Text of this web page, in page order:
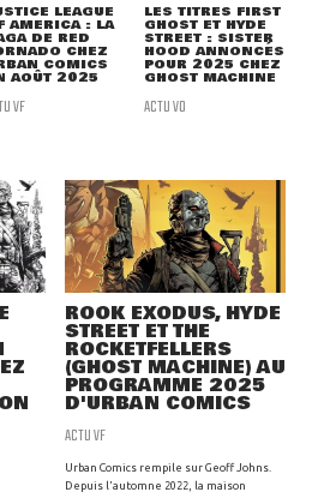
LEAGUE
AMERICA : LA
DE RED
CHEZ
COMICS
AOÛT 2025
VF
LES TITRES FIRST
GHOST ET HYDE
STREET : SISTER
HOOD ANNONCÉS
POUR 2025 CHEZ
GHOST MACHINE
ACTU VO
ROOK EXODUS, HYDE
STREET ET THE
ROCKETFELLERS
(GHOST MACHINE) AU
PROGRAMME 2025
D'URBAN COMICS
ACTU VF
Urban Comics rempile sur Geoff Johns.
Depuis l'automne 2022, la maison